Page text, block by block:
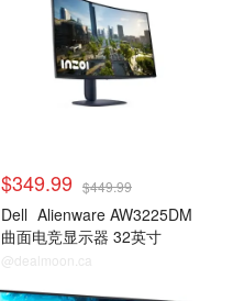
$349.99 $449.99
Dell Alienware AW3225DM
曲面电竞显示器 32英寸
@dealmoon.ca